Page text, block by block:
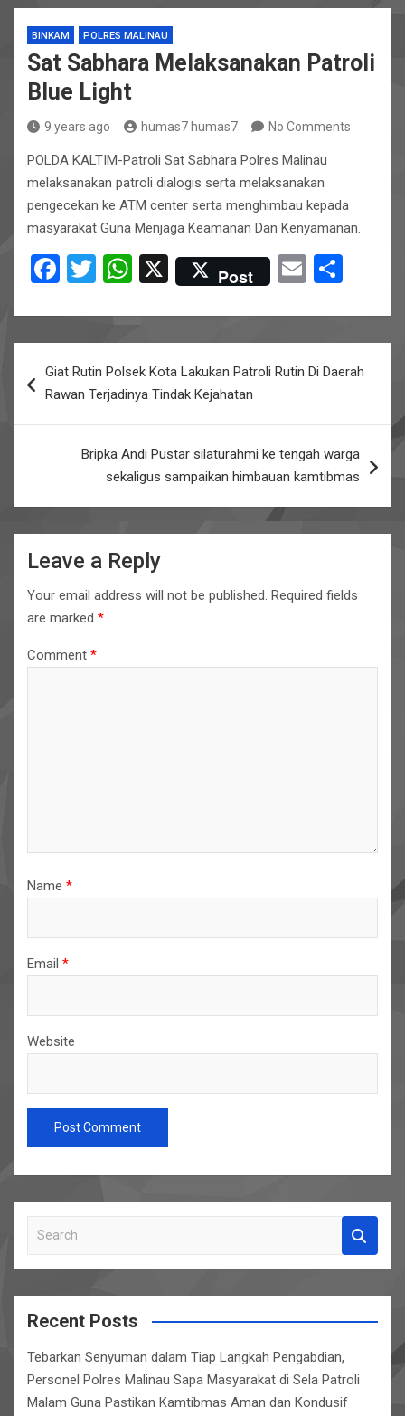
BINKAM POLRES MALINAU
Sat Sabhara Melaksanakan Patroli
Blue Light
9 years ago humas7 humas7 No Comments
POLDA KALTIM-Patroli Sat Sabhara Polres Malinau
melaksanakan patroli dialogis serta melaksanakan
pengecekan ke ATM center serta menghimbau kepada
masyarakat Guna Menjaga Keamanan Dan Kenyamanan.
F
ce
o
T
tt
W
at
A
p
X Post
E
ail ar
navigation
Giat Rutin Polsek Kota Lakukan Patroli Rutin Di Daerah
Rawan Terjadinya Tindak Kejahatan
Bripka Andi Pustar silaturahmi ke tengah warga
sekaligus sampaikan himbauan kamtibmas
Leave a Reply
Your email address will not be published. Required fields
are marked *
Comment *
Name *
Email *
Website
a
r
cRecent Posts
Tebarkan Senyuman dalam Tiap Langkah Pengabdian,
Personel Polres Malinau Sapa Masyarakat di Sela Patroli
Malam Guna Pastikan Kamtibmas Aman dan Kondusif